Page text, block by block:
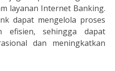
layanan Internet Banking.
dapat mengelola proses
efisien, sehingga dapat
dan meningkatkan